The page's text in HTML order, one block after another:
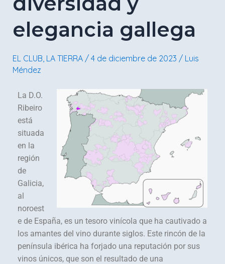
elegancia gallega
EL CLUB LA TIERRA/ 4 de diciembre de 2023 / Luis
Méndez
La D.O.
Ribeiro
está
situada
en la
región
de
Galicia,
al
noroest
e de España, es un tesoro vinícola que ha cautivado a
los amantes del vino durante siglos. Este rincón de la
península ibérica ha forjado una reputación por sus
vinos únicos, que son el resultado de una
a
diversidad
elegancia
gallega